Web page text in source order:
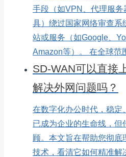
手段（如VPN、代理服
具）绕过国家网络审查系
站或服务（如Google、
Amazon等）。 在全球范
SD-WAN可以直接
解决外网问题吗？
在数字化办公时代，稳定
已成为企业的生命线，
顾。本文旨在帮助您彻
技术，看清它如何精准解